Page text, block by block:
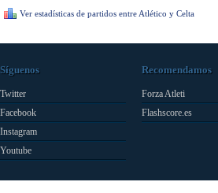
Ver estadísticas de partidos entre Atlético y Celta
Síguenos
Twitter
Facebook
Instagram
Youtube
Recomendamos
Forza Atleti
Flashscore.es